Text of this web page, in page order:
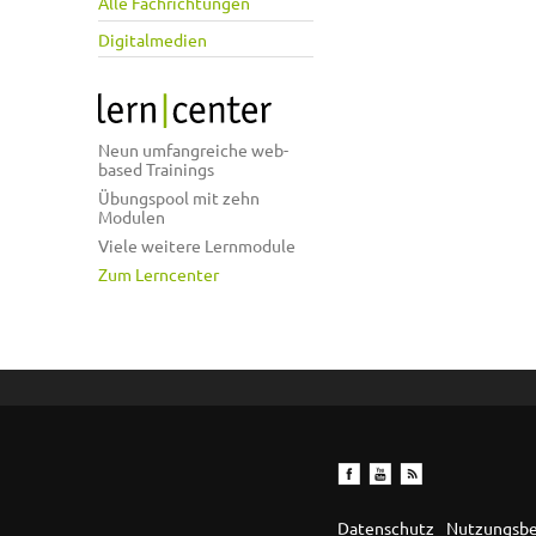
Digitalmedien
Neun umfangreiche web-
based Trainings
Übungspool mit zehn
Modulen
Viele weitere Lernmodule
Zum Lerncenter
Datenschutz